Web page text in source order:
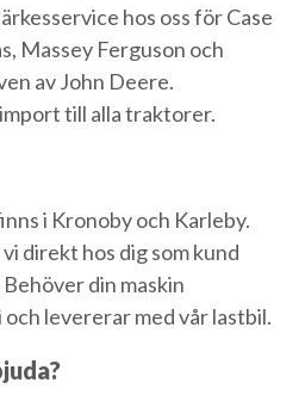
hos oss för Case
Massey Ferguson och
av John Deere.
till alla traktorer.
i Kronoby och Karleby.
direkt hos dig som kund
din maskin
levererar med vår lastbil.